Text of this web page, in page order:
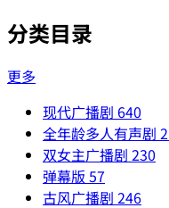
分类目录
更多
现代广播剧 640
全年龄多人有声剧
双女主广播剧 230
弹幕版 57
古风广播剧 246